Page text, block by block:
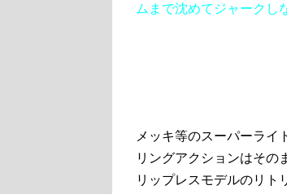
ムまで沈めてジャークし
メッキ等のスーパーライ
リングアクションはその
リップレスモデルのリト